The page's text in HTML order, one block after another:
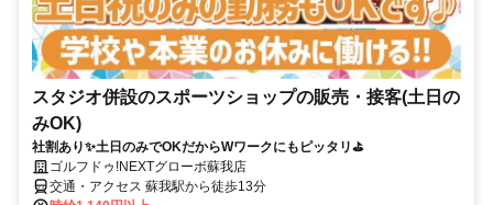
スタジオ併設のスポーツショップの販売・接客(土日の
みOK)
社割あり✨土日のみでOKだからWワークにもピッタリ⛳
ゴルフドゥ!NEXTグローボ蘇我店
交通・アクセス 蘇我駅から徒歩13分